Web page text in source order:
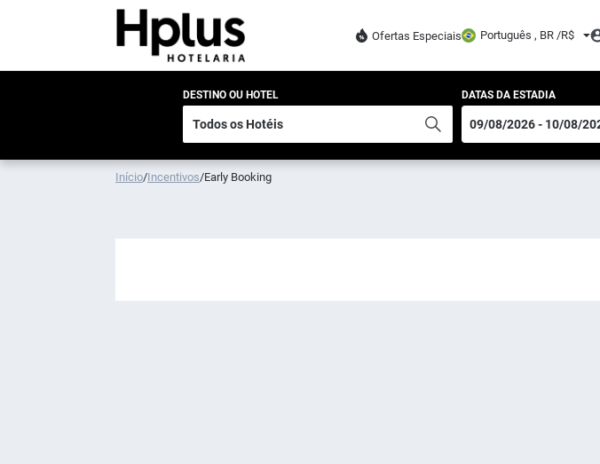
Ofertas Especiais Português , BR /R$
DESTINO OU HOTEL DATAS DA ESTADIA
Início/Incentivos/Early Booking